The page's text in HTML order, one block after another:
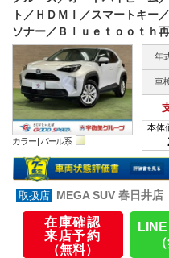
ト／ＨＤＭＩ／スマートキー
ソナー／Ｂｌｕｅｔｏｏｔｈ
カラー | パール系
年
車
本体
MEGA SUV 春日井店
在庫確認
来店予約
（無料）